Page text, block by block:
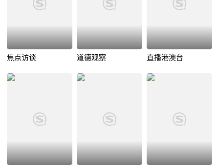
焦点访谈 道德观察 直播港澳台